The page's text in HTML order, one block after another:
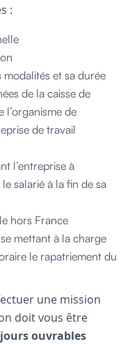
:
modalités et sa durée
de la caisse de
l’organisme de
de travail
l’entreprise à
salarié à la fin de sa
hors France
mettant à la charge
le rapatriement du
une mission
doit vous être
ouvrables